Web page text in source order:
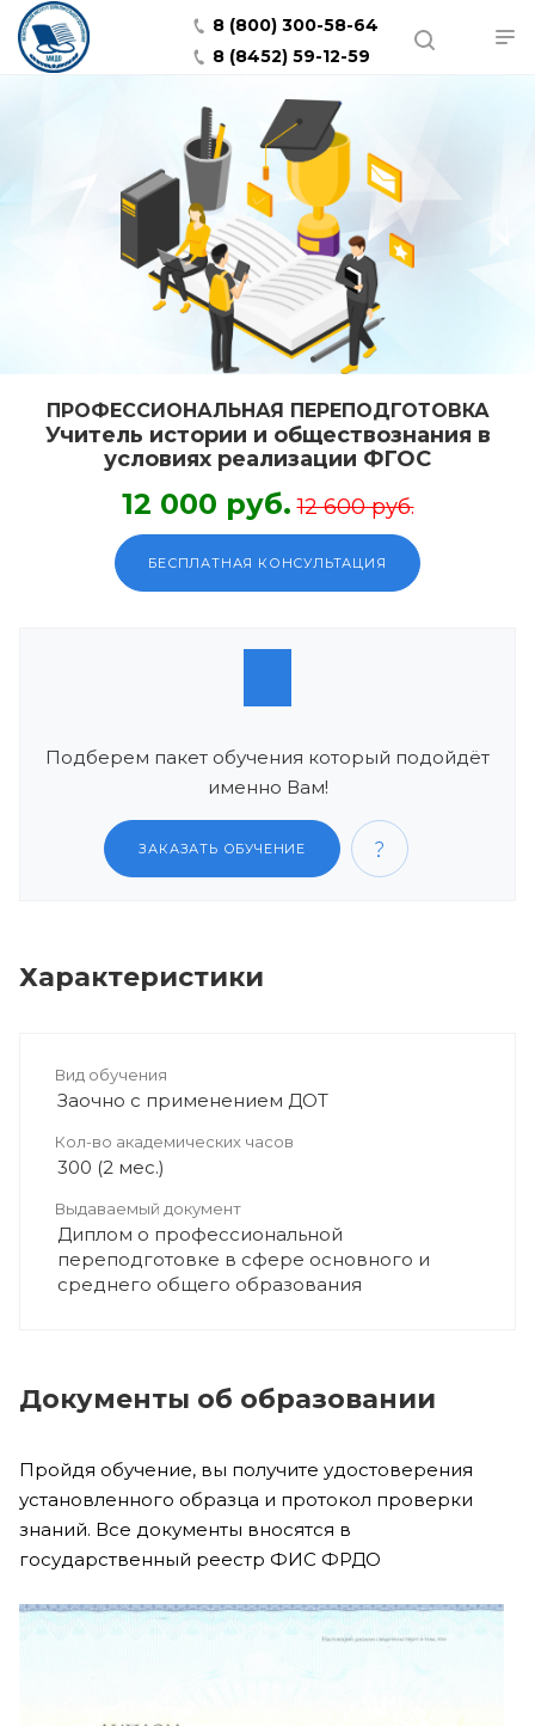
8 (800) 300-58-64
8 (8452) 59-12-59
ПРОФЕССИОНАЛЬНАЯ ПЕРЕПОДГОТОВКА
Учитель истории и обществознания в
условиях реализации ФГОС
12 000 руб. 12 600 руб.
БЕСПЛАТНАЯ КОНСУЛЬТАЦИЯ
Подберем пакет обучения который подойдёт
именно Вам!
ЗАКАЗАТЬ ОБУЧЕНИЕ
Характеристики
Вид обучения
Заочно с применением ДОТ
Кол-во академических часов
300 (2 мес.)
Выдаваемый документ
Диплом о профессиональной
переподготовке в сфере основного и
среднего общего образования
Документы об образовании
Пройдя обучение, вы получите удостоверения
установленного образца и протокол проверки
знаний. Все документы вносятся в
государственный реестр ФИС ФРДО